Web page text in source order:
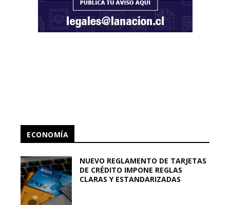
ECONOMÍA
NUEVO REGLAMENTO DE TARJETAS
DE CRÉDITO IMPONE REGLAS
CLARAS Y ESTANDARIZADAS